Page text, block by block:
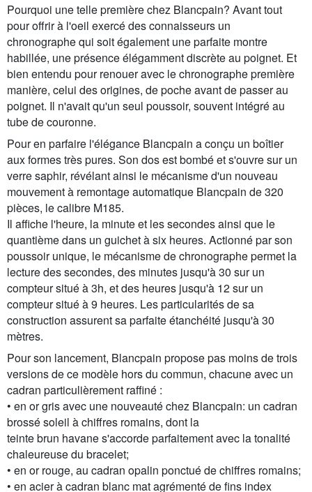
Pourquoi une telle première chez Blancpain? Avant tout
pour offrir à l'oeil exercé des connaisseurs un
chronographe qui soit également une parfaite montre
habillée, une présence élégamment discrète au poignet. Et
bien entendu pour renouer avec le chronographe première
manière, celui des origines, de poche avant de passer au
poignet. Il n'avait qu'un seul poussoir, souvent intégré au
tube de couronne.
Pour en parfaire l'élégance Blancpain a conçu un boîtier
aux formes très pures. Son dos est bombé et s'ouvre sur un
verre saphir, révélant ainsi le mécanisme d'un nouveau
mouvement à remontage automatique Blancpain de 320
pièces, le calibre M185.
Il affiche l'heure, la minute et les secondes ainsi que le
quantième dans un guichet à six heures. Actionné par son
poussoir unique, le mécanisme de chronographe permet la
lecture des secondes, des minutes jusqu'à 30 sur un
compteur situé à 3h, et des heures jusqu'à 12 sur un
compteur situé à 9 heures. Les particularités de sa
construction assurent sa parfaite étanchéité jusqu'à 30
mètres.
Pour son lancement, Blancpain propose pas moins de trois
versions de ce modèle hors du commun, chacune avec un
cadran particulièrement raffiné :
• en or gris avec une nouveauté chez Blancpain: un cadran
brossé soleil à chiffres romains, dont la
teinte brun havane s'accorde parfaitement avec la tonalité
chaleureuse du bracelet;
• en or rouge, au cadran opalin ponctué de chiffres romains;
• en acier à cadran blanc mat agrémenté de fins index